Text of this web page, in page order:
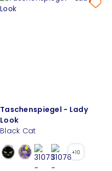
Taschenspiegel - Lady
Look
Black Cat
+10